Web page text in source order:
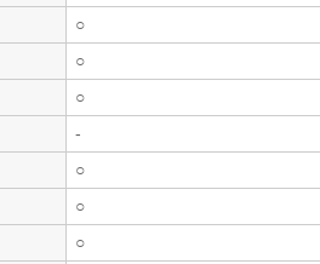
○
○
○
-
○
○
○